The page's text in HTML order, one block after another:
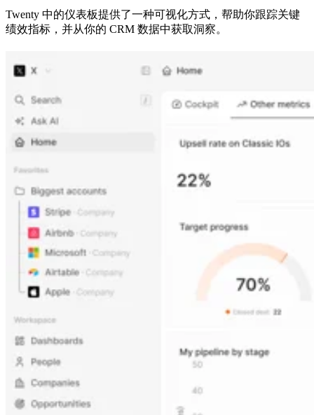
Twenty 中的仪表板提供了一种可视化方式，帮助你跟踪关键
绩效指标，并从你的 CRM 数据中获取洞察。